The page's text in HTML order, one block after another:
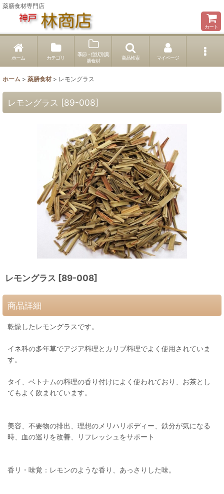
薬膳食材専門店
カート
ホーム カテゴリ
季節・症状別薬
膳食材
商品検索 マイページ
ホーム > 薬膳食材 > レモングラス
レモングラス [89-008]
レモングラス [89-008]
商品詳細
乾燥したレモングラスです。
イネ科の多年草でアジア料理とカリブ料理でよく使用されていま
す。
タイ、ベトナムの料理の香り付けによく使われており、お茶とし
てもよく飲まれています。
美容、不要物の排出、理想のメリハリボディー、鉄分が気になる
時、血の巡りを改善、リフレッシュをサポート
香リ・味覚：レモンのような香り、あっさりした味。